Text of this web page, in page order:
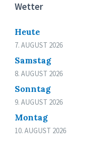
Wetter
Heute
7. AUGUST 2026
Samstag
8. AUGUST 2026
Sonntag
9. AUGUST 2026
Montag
10. AUGUST 2026